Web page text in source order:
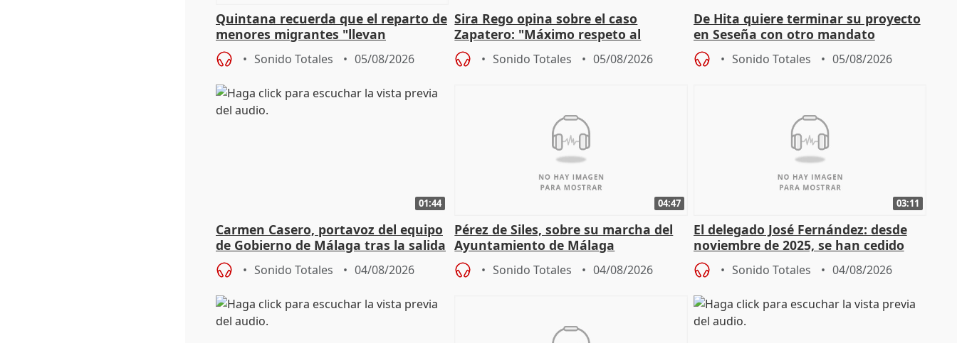
Quintana recuerda que el reparto de
menores migrantes "llevan
aportación del Gobierno" central
Sonido Totales 05/08/2026
Sira Rego opina sobre el caso
Zapatero: "Máximo respeto al
proceso judicial"
Sonido Totales 05/08/2026
De Hita quiere terminar su proyecto
en Seseña con otro mandato
Sonido Totales 05/08/2026
01:44
Carmen Casero, portavoz del equipo
de Gobierno de Málaga tras la salida
de Pérez de Siles
Sonido Totales 04/08/2026
04:47
Pérez de Siles, sobre su marcha del
Ayuntamiento de Málaga
Sonido Totales 04/08/2026
03:11
El delegado José Fernández: desde
noviembre de 2025, se han cedido
9.810 ayudas por nacimiento
Sonido Totales 04/08/2026